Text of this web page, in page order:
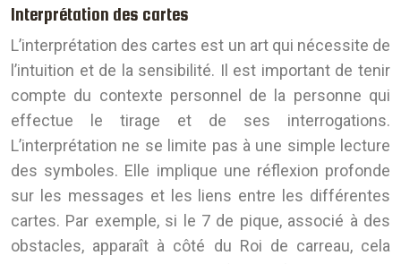
Interprétation des cartes
L’interprétation des cartes est un art qui nécessite de
l’intuition et de la sensibilité. Il est important de tenir
compte du contexte personnel de la personne qui
effectue le tirage et de ses interrogations.
L’interprétation ne se limite pas à une simple lecture
des symboles. Elle implique une réflexion profonde
sur les messages et les liens entre les différentes
cartes. Par exemple, si le 7 de pique, associé à des
obstacles, apparaît à côté du Roi de carreau, cela